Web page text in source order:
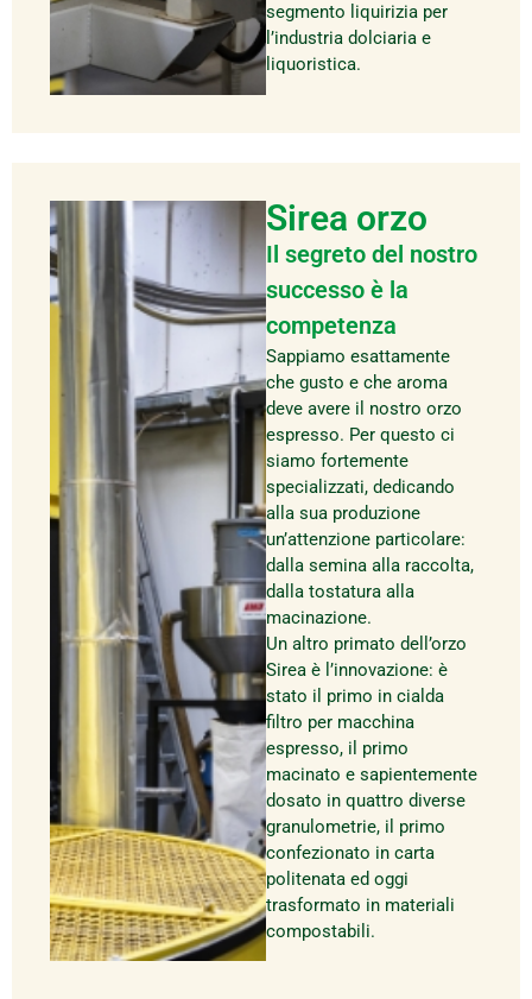
segmento liquirizia per
l’industria dolciaria e
liquoristica.
Sirea orzo
Il segreto del nostro
successo è la
competenza
Sappiamo esattamente
che gusto e che aroma
deve avere il nostro orzo
espresso. Per questo ci
siamo fortemente
specializzati, dedicando
alla sua produzione
un’attenzione particolare:
dalla semina alla raccolta,
dalla tostatura alla
macinazione.
Un altro primato dell’orzo
Sirea è l’innovazione: è
stato il primo in cialda
filtro per macchina
espresso, il primo
macinato e sapientemente
dosato in quattro diverse
granulometrie, il primo
confezionato in carta
politenata ed oggi
trasformato in materiali
compostabili.